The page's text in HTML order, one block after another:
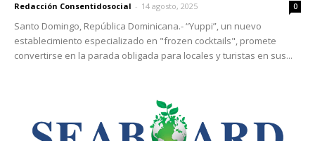
Redacción Consentidosocial - 14 agosto, 2025 0
Santo Domingo, República Dominicana.- “Yuppi”, un nuevo
establecimiento especializado en "frozen cocktails", promete
convertirse en la parada obligada para locales y turistas en sus...